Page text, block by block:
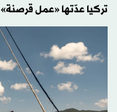
تركيا عدّتها «عمل قرصنة»